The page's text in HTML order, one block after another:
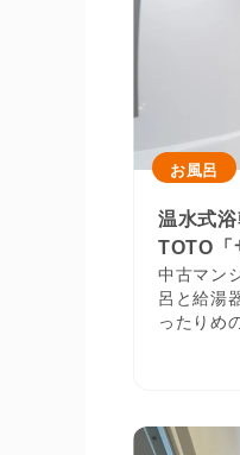
お風呂
温水式
TOTO「
中古マン
呂と給湯
ったりめ